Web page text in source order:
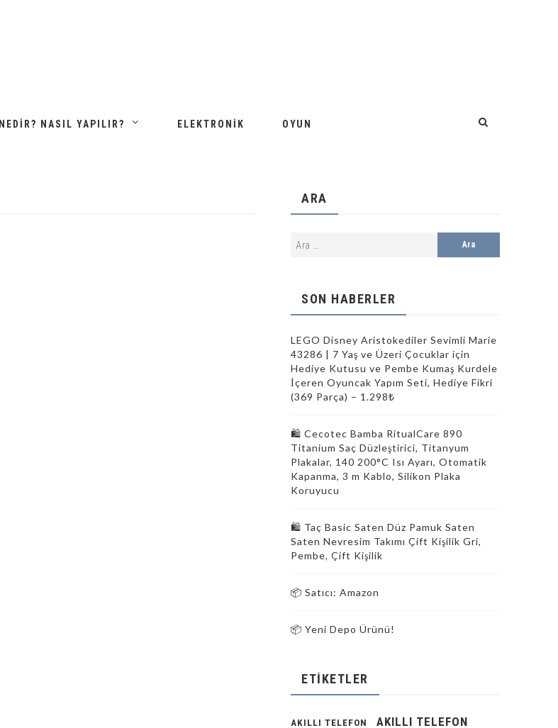
NEDIR? NASIL YAPILIR? ELEKTRONIK OYUN
ARA
SON HABERLER
LEGO Disney Aristokediler Sevimli Marie
43286 | 7 Yaş ve Üzeri Çocuklar için
Hediye Kutusu ve Pembe Kumaş Kurdele
İçeren Oyuncak Yapım Seti, Hediye Fikri
(369 Parça) – 1.298₺
🛍️ Cecotec Bamba RitualCare 890
Titanium Saç Düzleştirici, Titanyum
Plakalar, 140 200°C Isı Ayarı, Otomatik
Kapanma, 3 m Kablo, Silikon Plaka
Koruyucu
🛍️ Taç Basic Saten Düz Pamuk Saten
Saten Nevresim Takımı Çift Kişilik Gri,
Pembe, Çift Kişilik
📦 Satıcı: Amazon
📦 Yeni Depo Ürünü!
ETIKETLER
AKILLI TELEFON
AKILLI TELEFON